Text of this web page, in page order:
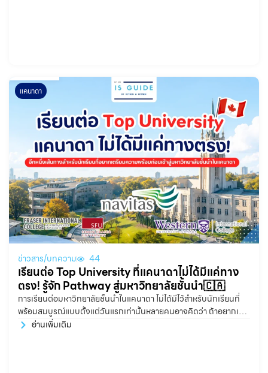
แคนาดา
ข่าวสาร/บทความ 44
เรียนต่อ Top University ที่แคนาดาไม่ได้มีแค่ทาง
ตรง! รู้จัก Pathway สู่มหาวิทยาลัยชั้นนำ🇨🇦
การเรียนต่อมหาวิทยาลัยชั้นนำในแคนาดา ไม่ได้มีไว้สำหรับนักเรียนที่
พร้อมสมบูรณ์แบบตั้งแต่วันแรกเท่านั้นหลายคนอาจคิดว่า ถ้าอยากเข้า
Top University จะต้องมีเกรดสูงมาก ภาษาอังกฤษดีมาก และพร้อม
อ่านเพิ่มเติม